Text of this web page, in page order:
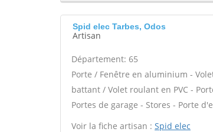
Spid elec Tarbes, Odos
Artisan
Département: 65
Porte / Fenêtre en aluminium -
battant / Volet roulant en PVC -
Portes de garage - Stores - Porte
Voir la fiche artisan : Spid elec